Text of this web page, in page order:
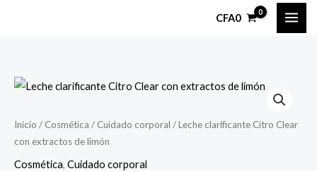
CFA0
Inicio / Cosmética / Cuidado corporal / Leche clarificante Citro Clear
con extractos de limón
Cosmética, Cuidado corporal